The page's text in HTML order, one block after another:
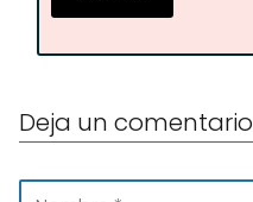
Deja un comentario